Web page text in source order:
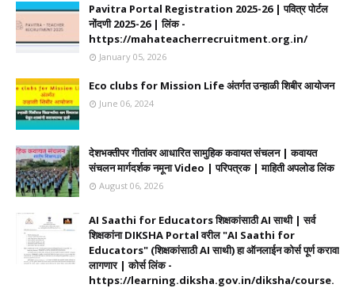
Pavitra Portal Registration 2025-26 | पवित्र पोर्टल
नोंदणी 2025-26 | लिंक -
https://mahateacherrecruitment.org.in/
January 05, 2026
Eco clubs for Mission Life अंतर्गत उन्हाळी शिबीर आयोजन
June 06, 2024
देशभक्तीपर गीतांवर आधारित सामुहिक कवायत संचलन | कवायत
संचलन मार्गदर्शक नमूना Video | परिपत्रक | माहिती अपलोड लिंक
August 06, 2026
AI Saathi for Educators शिक्षकांसाठी AI साथी | सर्व
शिक्षकांना DIKSHA Portal वरील "AI Saathi for
Educators" (शिक्षकांसाठी AI साथी) हा ऑनलाईन कोर्स पूर्ण करावा
लागणार | कोर्स लिंक -
https://learning.diksha.gov.in/diksha/course.